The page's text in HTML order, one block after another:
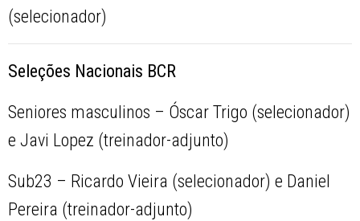
(selecionador)
Seleções Nacionais BCR
Seniores masculinos – Óscar Trigo (selecionador)
e Javi Lopez (treinador-adjunto)
Sub23 – Ricardo Vieira (selecionador) e Daniel
Pereira (treinador-adjunto)